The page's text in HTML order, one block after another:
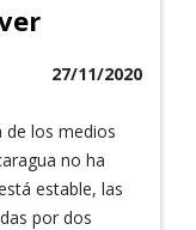
27/11/2020
de los medios
no ha
estable, las
por dos